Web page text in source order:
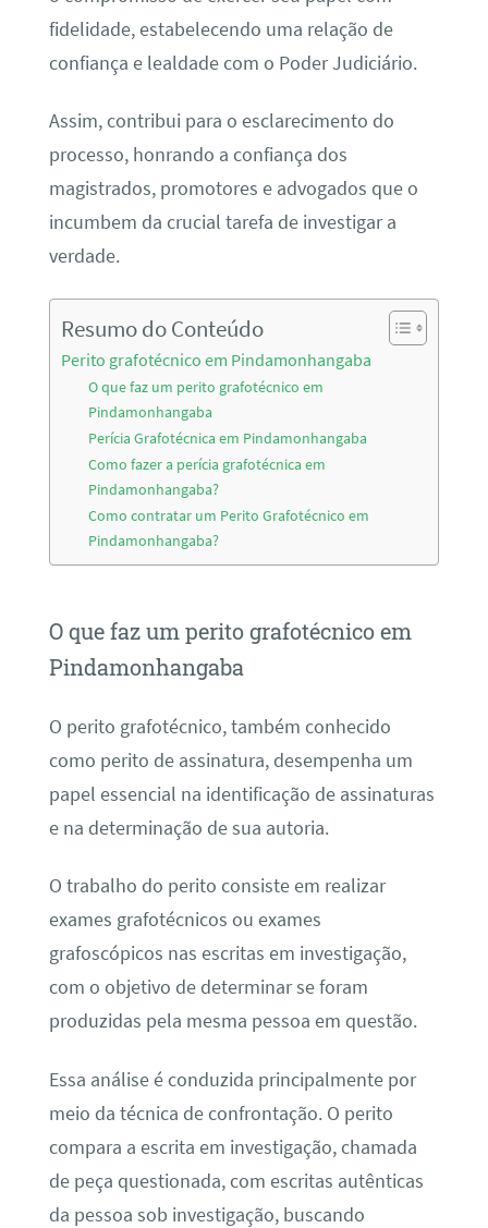
fidelidade, estabelecendo uma relação de
confiança e lealdade com o Poder Judiciário.
Assim, contribui para o esclarecimento do
processo, honrando a confiança dos
magistrados, promotores e advogados que o
incumbem da crucial tarefa de investigar a
verdade.
Resumo do Conteúdo
Perito grafotécnico em Pindamonhangaba
O que faz um perito grafotécnico em
Pindamonhangaba
Perícia Grafotécnica em Pindamonhangaba
Como fazer a perícia grafotécnica em
Pindamonhangaba?
Como contratar um Perito Grafotécnico em
Pindamonhangaba?
O que faz um perito grafotécnico em
Pindamonhangaba
O perito grafotécnico, também conhecido
como perito de assinatura, desempenha um
papel essencial na identificação de assinaturas
e na determinação de sua autoria.
O trabalho do perito consiste em realizar
exames grafotécnicos ou exames
grafoscópicos nas escritas em investigação,
com o objetivo de determinar se foram
produzidas pela mesma pessoa em questão.
Essa análise é conduzida principalmente por
meio da técnica de confrontação. O perito
compara a escrita em investigação, chamada
de peça questionada, com escritas autênticas
da pessoa sob investigação, buscando